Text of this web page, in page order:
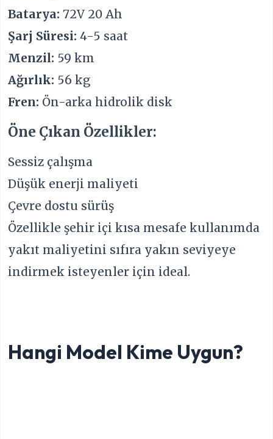
Batarya: 72V 20 Ah
Şarj Süresi: 4-5 saat
Menzil: 59 km
Ağırlık: 56 kg
Fren: Ön-arka hidrolik disk
Öne Çıkan Özellikler:
Sessiz çalışma
Düşük enerji maliyeti
Çevre dostu sürüş
Özellikle şehir içi kısa mesafe kullanımda
yakıt maliyetini sıfıra yakın seviyeye
indirmek isteyenler için ideal.
Hangi Model Kime Uygun?